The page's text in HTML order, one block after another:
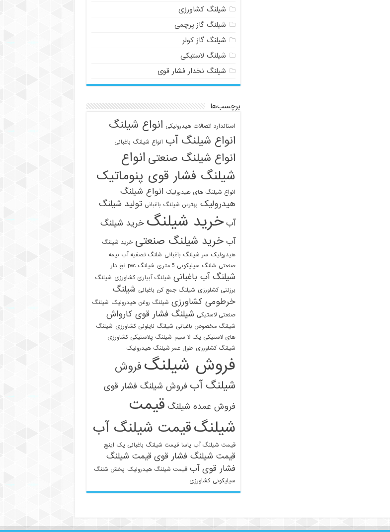
شیلنگ کشاورزی
شیلنگ گاز پرچمی
شیلنگ گاز کولر
شیلنگ لاستیکی
شیلنگ نخدار فشار قوی
برچسب‌ها
استاندارد اتصالات هیدرولیکی انواع شیلنگ
انواع شیلنگ آب انواع شیلنگ باغبانی
انواع شیلنگ صنعتی انواع
شیلنگ فشار قوی پنوماتیک
انواع شیلنگ های هیدرولیک انواع شیلنگ
هیدرولیک بهترین شیلنگ باغبانی تولید شیلنگ
آب خرید شیلنگ خرید شیلنگ
آب خرید شیلنگ صنعتی خرید شیلنگ
هیدرولیک سر شیلنگ باغبانی شلنگ تصفیه آب نیمه
صنعتی شلنگ سیلیکونی 5 متری شیلنگ pvc نخ دار
شیلنگ آب باغبانی شیلنگ آبیاری کشاورزی شیلنگ
برزنتی کشاورزی شیلنگ جمع کن باغبانی شیلنگ
خرطومی کشاورزی شیلنگ روغن هیدرولیک شیلنگ
صنعتی لاستیکی شیلنگ فشار قوی کارواش
شیلنگ مخصوص باغبانی شیلنگ نایلونی کشاورزی شیلنگ
های لاستیکی یک لا سیم شیلنگ پلاستیکی کشاورزی
شیلنگ کشاورزی طول عمر شیلنگ هیدرولیک
فروش شیلنگ فروش
شیلنگ آب فروش شیلنگ فشار قوی
فروش عمده شیلنگ قیمت
شیلنگقیمت شیلنگ آب
قیمت شیلنگ آب یاسا قیمت شیلنگ باغبانی یک اینچ
قیمت شیلنگ فشار قوی قیمت شیلنگ
فشار قوی آب قیمت شیلنگ هیدرولیک پخش شلنگ
سیلیکونی کشاورزی